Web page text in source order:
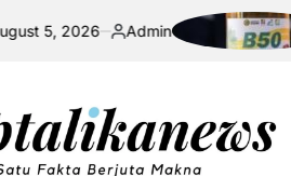
Admin HUT